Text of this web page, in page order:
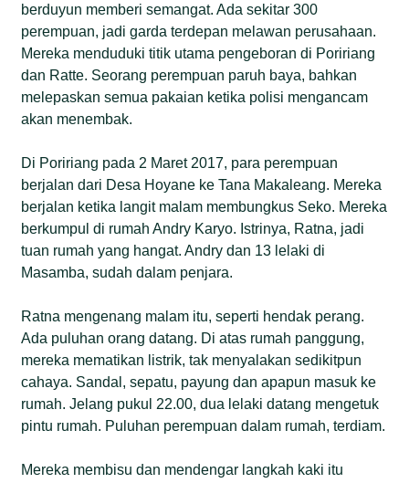
berduyun memberi semangat. Ada sekitar 300
perempuan, jadi garda terdepan melawan perusahaan.
Mereka menduduki titik utama pengeboran di Poririang
dan Ratte. Seorang perempuan paruh baya, bahkan
melepaskan semua pakaian ketika polisi mengancam
akan menembak.
Di Poririang pada 2 Maret 2017, para perempuan
berjalan dari Desa Hoyane ke Tana Makaleang. Mereka
berjalan ketika langit malam membungkus Seko. Mereka
berkumpul di rumah Andry Karyo. Istrinya, Ratna, jadi
tuan rumah yang hangat. Andry dan 13 lelaki di
Masamba, sudah dalam penjara.
Ratna mengenang malam itu, seperti hendak perang.
Ada puluhan orang datang. Di atas rumah panggung,
mereka mematikan listrik, tak menyalakan sedikitpun
cahaya. Sandal, sepatu, payung dan apapun masuk ke
rumah. Jelang pukul 22.00, dua lelaki datang mengetuk
pintu rumah. Puluhan perempuan dalam rumah, terdiam.
Mereka membisu dan mendengar langkah kaki itu